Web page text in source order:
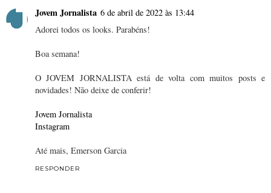
Jovem Jornalista 6 de abril de 2022 às 13:44
Adorei todos os looks. Parabéns!
Boa semana!
O JOVEM JORNALISTA está de volta com muitos posts e
novidades! Não deixe de conferir!
Jovem Jornalista
Instagram
Até mais, Emerson Garcia
RESPONDER